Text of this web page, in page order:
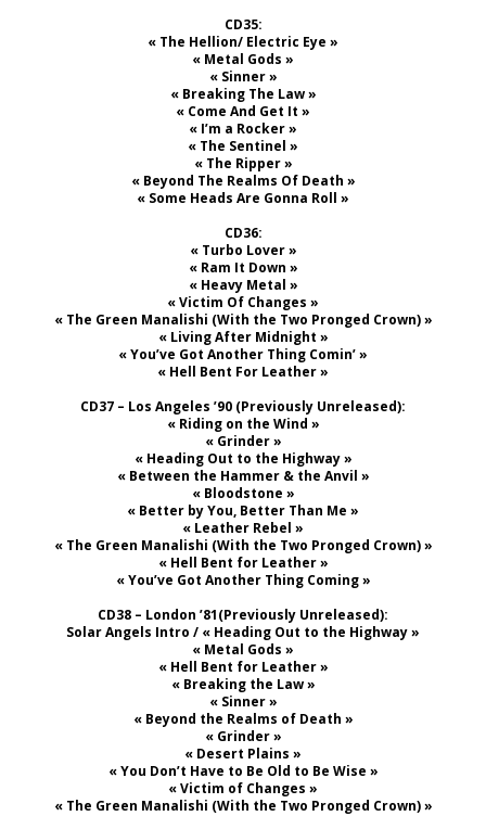
CD35:
« The Hellion/ Electric Eye »
« Metal Gods »
« Sinner »
« Breaking The Law »
« Come And Get It »
« I’m a Rocker »
« The Sentinel »
« The Ripper »
« Beyond The Realms Of Death »
« Some Heads Are Gonna Roll »
CD36:
« Turbo Lover »
« Ram It Down »
« Heavy Metal »
« Victim Of Changes »
« The Green Manalishi (With the Two Pronged Crown) »
« Living After Midnight »
« You’ve Got Another Thing Comin’ »
« Hell Bent For Leather »
CD37 – Los Angeles ’90 (Previously Unreleased):
« Riding on the Wind »
« Grinder »
« Heading Out to the Highway »
« Between the Hammer & the Anvil »
« Bloodstone »
« Better by You, Better Than Me »
« Leather Rebel »
« The Green Manalishi (With the Two Pronged Crown) »
« Hell Bent for Leather »
« You’ve Got Another Thing Coming »
CD38 – London ’81(Previously Unreleased):
Solar Angels Intro / « Heading Out to the Highway »
« Metal Gods »
« Hell Bent for Leather »
« Breaking the Law »
« Sinner »
« Beyond the Realms of Death »
« Grinder »
« Desert Plains »
« You Don’t Have to Be Old to Be Wise »
« Victim of Changes »
« The Green Manalishi (With the Two Pronged Crown) »